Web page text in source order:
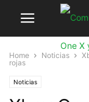
Home Noticias
rojas
Noticias